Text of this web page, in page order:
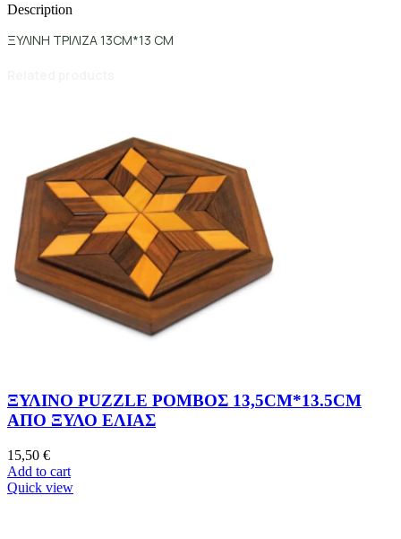
Description
ΞΥΛΙΝΗ ΤΡΙΛΙΖΑ 13CM*13 CM
ΞΥΛΙΝΟ PUZZLE ΡΟΜΒΟΣ 13,5CM*13.5CM
ΑΠΟ ΞΥΛΟ ΕΛΙΑΣ
15,50 €
Add to cart
Quick view